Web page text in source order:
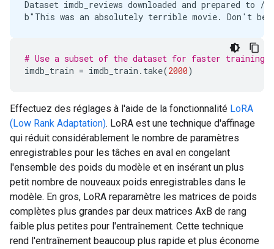
Dataset imdb_reviews downloaded and prepared
# Use a subset of the dataset for faster training.
imdb_train = imdb_train . take(2000)
Effectuez des réglages à l'aide de la fonctionnalité LoRA
(Low Rank Adaptation). LoRA est une technique d'affinage
qui réduit considérablement le nombre de paramètres
enregistrables pour les tâches en aval en congelant
l'ensemble des poids du modèle et en insérant un plus
petit nombre de nouveaux poids enregistrables dans le
modèle. En gros, LoRA reparamètre les matrices de poids
complètes plus grandes par deux matrices AxB de rang
faible plus petites pour l'entraînement. Cette technique
rend l'entraînement beaucoup plus rapide et plus économe